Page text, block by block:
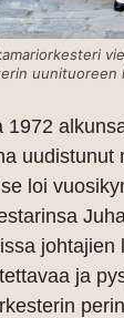
1972
uudistunut
loi
ja